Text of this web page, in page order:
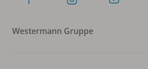
Westermann Gruppe